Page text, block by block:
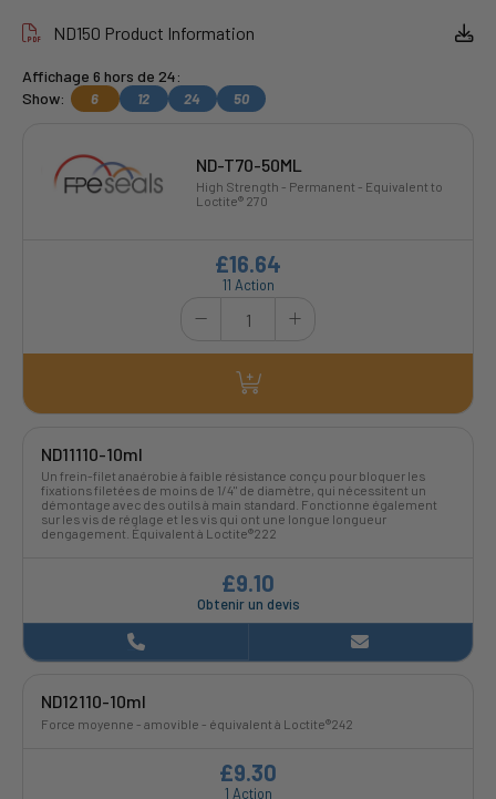
ND150 Product Information
Affichage 6 hors de 24:
Show:
6 12 24 50
ND-T70-50ML
High Strength - Permanent - Equivalent to
Loctite® 270
11 Action
£16.64
ND11110-10ml
Un frein-filet anaérobie à faible résistance conçu pour bloquer les
fixations filetées de moins de 1/4" de diamètre, qui nécessitent un
démontage avec des outils à main standard. Fonctionne également
sur les vis de réglage et les vis qui ont une longue longueur
dengagement. Équivalent à Loctite®222
Obtenir un devis
£9.10
ND12110-10ml
Force moyenne - amovible - équivalent à Loctite®242
1 Action
£9.30